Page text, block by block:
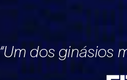
“Um dos ginásios